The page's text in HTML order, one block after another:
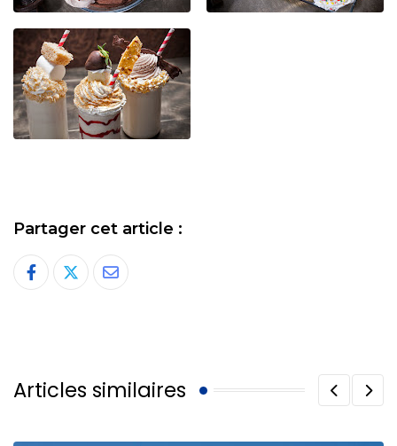
Partager cet article :
Share
Articles similaires